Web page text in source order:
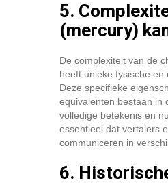
5.
(mercury)
De complexiteit van de
heeft unieke fysische
Deze specifieke
equivalenten bestaan in
volledige betekenis en
essentieel dat vertalers
communiceren in
6.